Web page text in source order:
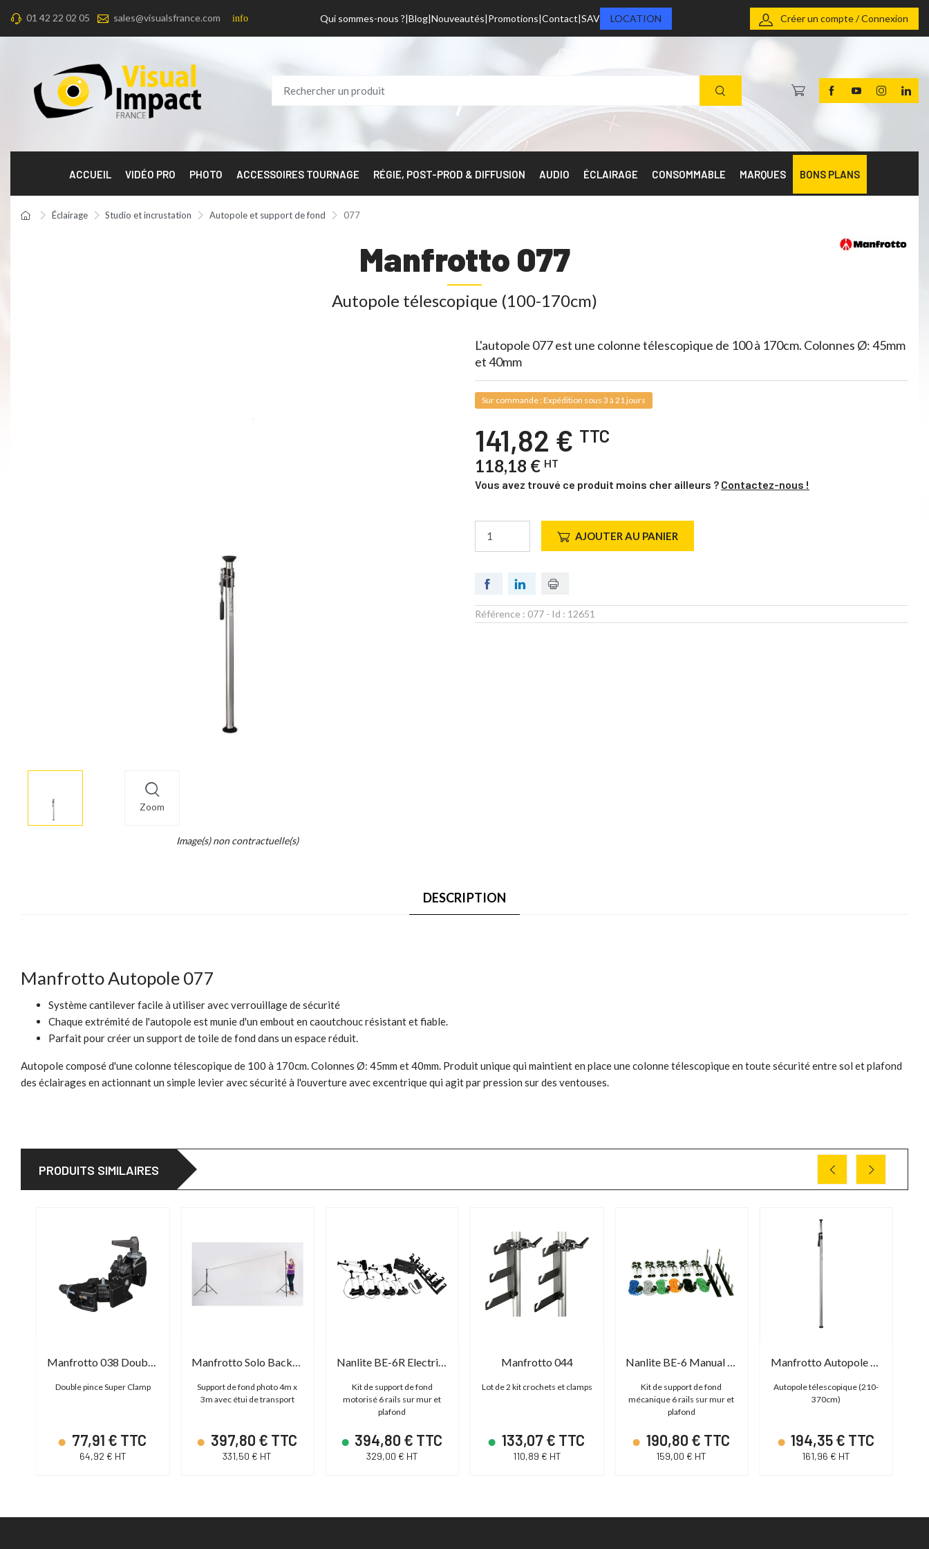
01 42 22 02 05 sales@visualsfrance.com info Qui sommes-nous ? Blog Nouveautés Promotions Contact SAV LOCATION Créer un compte / Connexion
ACCUEIL VIDÉO PRO PHOTO ACCESSOIRES TOURNAGE RÉGIE, POST-PROD & DIFFUSION AUDIO ÉCLAIRAGE CONSOMMABLE MARQUES BONS PLANS
Éclairage Studio et incrustation Autopole et support de fond 077
Manfrotto 077
Autopole télescopique (100-170cm)
Zoom
More
Image(s) non contractuelle(s)
L'autopole 077 est une colonne télescopique de 100 à 170cm. Colonnes Ø: 45mm
et 40mm
Sur commande : Expédition sous 3 à 21 jours
141,82 € TTC
118,18 € HT
Vous avez trouvé ce produit moins cher ailleurs ? Contactez-nous !
AJOUTER AU PANIER
Référence : 077 - Id : 12651
DESCRIPTION
Manfrotto Autopole 077
Système cantilever facile à utiliser avec verrouillage de sécurité
Chaque extrémité de l'autopole est munie d'un embout en caoutchouc résistant et fiable.
Parfait pour créer un support de toile de fond dans un espace réduit.
Autopole composé d'une colonne télescopique de 100 à 170cm. Colonnes Ø: 45mm et 40mm. Produit unique qui maintient en place une colonne télescopique en toute sécurité entre sol et plafond
des éclairages en actionnant un simple levier avec sécurité à l'ouverture avec excentrique qui agit par pression sur des ventouses.
PRODUITS SIMILAIRES
Manfrotto 038 Double Super Clamp
Double pince Super Clamp
77,91 € TTC
64,92 € HT
Manfrotto Solo Background Support 4m x 3m
Support de fond photo 4m x
3m avec étui de transport
397,80 € TTC
331,50 € HT
Nanlite BE-6R Electric Background Support Elevator
Kit de support de fond
motorisé 6 rails sur mur et
plafond
394,80 € TTC
329,00 € HT
Manfrotto 044
Lot de 2 kit crochets et clamps
133,07 € TTC
110,89 € HT
Nanlite BE-6 Manual Background Support Elevator
Kit de support de fond
mécanique 6 rails sur mur et
plafond
190,80 € TTC
159,00 € HT
Manfrotto Autopole 2 - 3,7MT
Autopole télescopique (210-
370cm)
194,35 € TTC
161,96 € HT